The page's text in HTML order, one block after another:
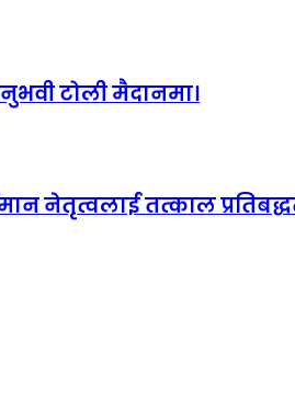
टोली मैदानमा।
नेतृत्वलाई तत्काल